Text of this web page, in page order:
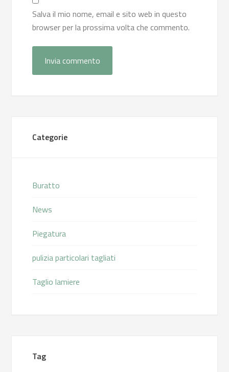
Salva il mio nome, email e sito web in questo
browser per la prossima volta che commento.
Categorie
Buratto
News
Piegatura
pulizia particolari tagliati
Taglio lamiere
Tag